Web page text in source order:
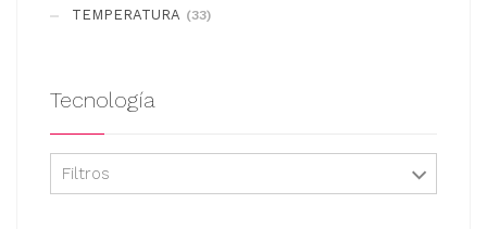
deTEMPERATURA (33)
Tecnología
Filtros